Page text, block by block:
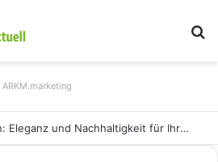
ARKM.marketing
Holz Pendelleuchten: Eleganz und Nachhaltigkeit für Ihr Zuhause